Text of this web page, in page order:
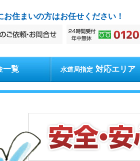
お住まいの方はお任せください！
一覧 水道局指定 対応エリア